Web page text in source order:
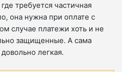
требуется частичная
она нужна при оплате с
случае платежи хоть и не
защищенные. А сама
легкая.